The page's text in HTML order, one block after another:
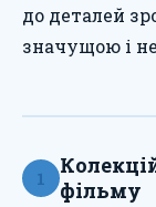
до деталей
значущою і
1
фільму